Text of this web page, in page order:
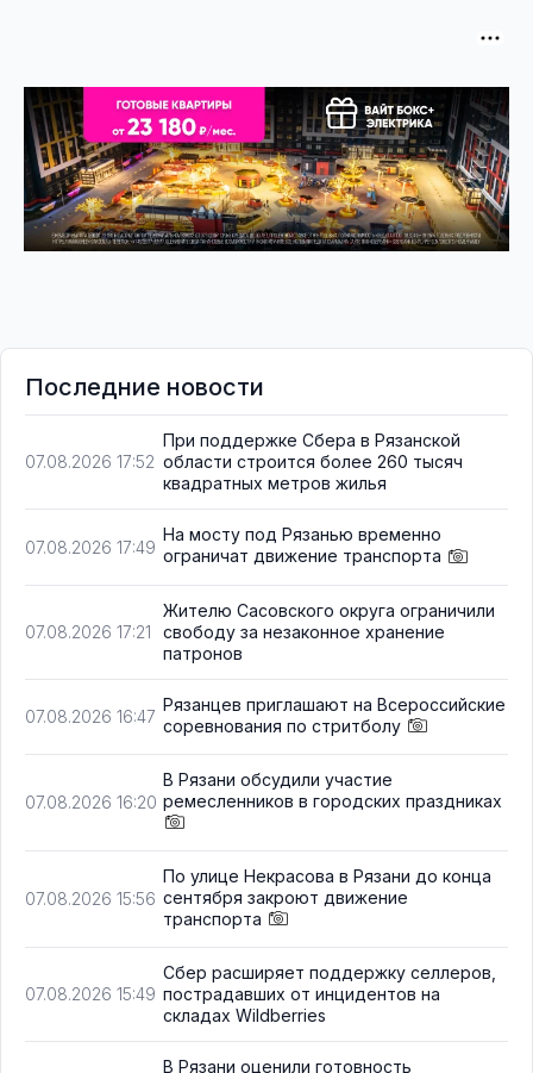
Последние новости
07.08.2026 17:52
При поддержке Сбера в Рязанской
области строится более 260 тысяч
квадратных метров жилья
07.08.2026 17:49
На мосту под Рязанью временно
ограничат движение транспорта
07.08.2026 17:21
Жителю Сасовского округа ограничили
свободу за незаконное хранение
патронов
07.08.2026 16:47
Рязанцев приглашают на Всероссийские
соревнования по стритболу
07.08.2026 16:20
В Рязани обсудили участие
ремесленников в городских праздниках
07.08.2026 15:56
По улице Некрасова в Рязани до конца
сентября закроют движение
транспорта
07.08.2026 15:49
Сбер расширяет поддержку селлеров,
пострадавших от инцидентов на
складах Wildberries
В Рязани оценили готовность